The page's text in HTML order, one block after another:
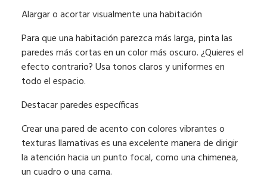
Alargar o acortar visualmente una habitación
Para que una habitación parezca más larga, pinta las
paredes más cortas en un color más oscuro. ¿Quieres el
efecto contrario? Usa tonos claros y uniformes en
todo el espacio.
Destacar paredes específicas
Crear una pared de acento con colores vibrantes o
texturas llamativas es una excelente manera de dirigir
la atención hacia un punto focal, como una chimenea,
un cuadro o una cama.